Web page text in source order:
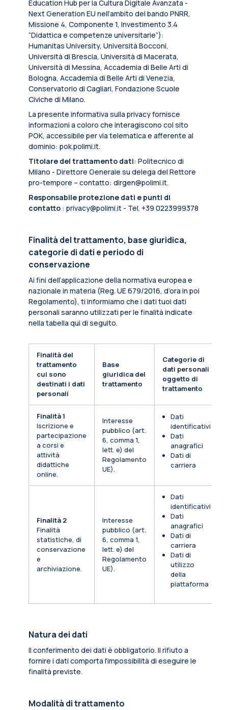
Education Hub per la Cultura Digitale Avanzata -
Next Generation EU nell’ambito del bando PNRR,
Missione 4, Componente 1, Investimento 3.4
“Didattica e competenze universitarie”):
Humanitas University, Università Bocconi,
Università di Brescia, Università di Macerata,
Università di Messina, Accademia di Belle Arti di
Bologna, Accademia di Belle Arti di Venezia,
Conservatorio di Cagliari, Fondazione Scuole
Civiche di Milano.
La presente informativa sulla privacy fornisce
informazioni a coloro che interagiscono col sito
POK, accessibile per via telematica e afferente al
dominio: pok.polimi.it.
Titolare del trattamento dati: Politecnico di
Milano - Direttore Generale su delega del Rettore
pro-tempore – contatto: dirgen@polimi.it.
Responsabile protezione dati e punti di
contatto : privacy@polimi.it - Tel. +39 0223999378
Finalità del trattamento, base giuridica,
categorie di dati e periodo di
conservazione
Ai fini dell’applicazione della normativa europea e
nazionale in materia (Reg. UE 679/2016, d’ora in poi
Regolamento), ti informiamo che i dati tuoi dati
personali saranno utilizzati per le finalità indicate
nella tabella qui di seguito.
Finalità del
trattamento
cui sono
destinati i dati
personali
Base
giuridica del
trattamento
Categorie di
dati personali
oggetto di
trattamento
Finalità 1
Iscrizione e
partecipazione
a corsi e
attività
didattiche
online.
Interesse
pubblico (art.
6, comma 1,
lett. e) del
Regolamento
UE).
Dati
identificativi
Dati
anagrafici
Dati di
carriera
Finalità 2
Finalità
statistiche, di
conservazione
e
archiviazione.
Interesse
pubblico (art.
6, comma 1,
lett. e) del
Regolamento
UE).
Dati
identificativi
Dati
anagrafici
Dati di
carriera
Dati di
utilizzo
della
piattaforma
Natura dei dati
Il conferimento dei dati è obbligatorio. Il rifiuto a
fornire i dati comporta l'impossibilità di eseguire le
finalità previste.
Modalità di trattamento